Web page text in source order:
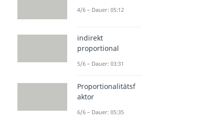
4/6 – Dauer: 05:12
indirekt
proportional
5/6 – Dauer: 03:31
Proportionalitätsf
aktor
6/6 – Dauer: 05:35